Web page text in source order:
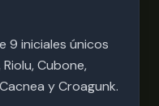
9 iniciales únicos
Cubone,
y Croagunk.